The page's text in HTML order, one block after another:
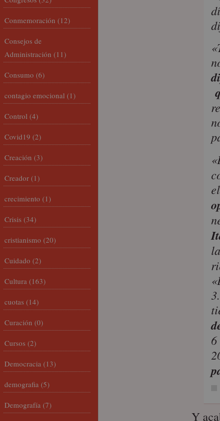
6
Y
Conmemoración (12)
Consejos de
Administración (11)
Consumo (6)
contagio emocional (1)
Control (4)
Covid19 (2)
Creación (3)
Creador (1)
crecimiento (1)
Crisis (34)
cristianismo (20)
Cuidado (2)
Cultura (163)
cuotas (14)
Curación (0)
Cursos (2)
Democracia (13)
demografia (5)
Demografía (7)